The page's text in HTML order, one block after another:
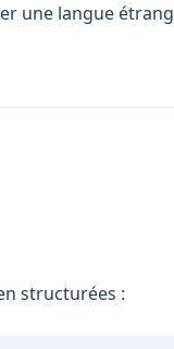
une langue
structurées :